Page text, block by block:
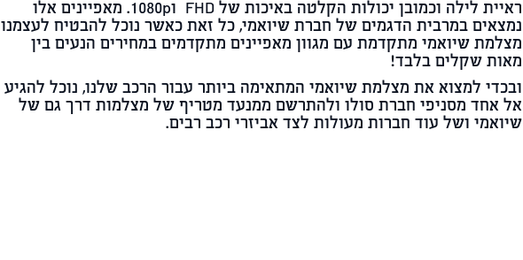
ראיית לילה וכמובן יכולות הקלטה באיכות של FHD ו1080p. מאפיינים אלו
נמצאים במרבית הדגמים של חברת שיואמי, כל זאת כאשר נוכל להבטיח לעצמנו
מצלמת שיואמי מתקדמת עם מגוון מאפיינים מתקדמים במחירים הנעים בין
מאות שקלים בלבד!
ובכדי למצוא את מצלמת שיואמי המתאימה ביותר עבור הרכב שלנו, נוכל להגיע
אל אחד מסניפי חברת סולו ולהתרשם ממנעד מטריף של מצלמות דרך גם של
שיואמי ושל עוד חברות מעולות לצד אביזרי רכב רבים.